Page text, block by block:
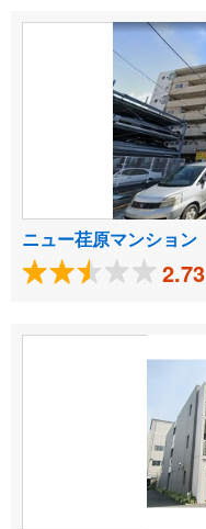
ニュー荏原マンション
2.73